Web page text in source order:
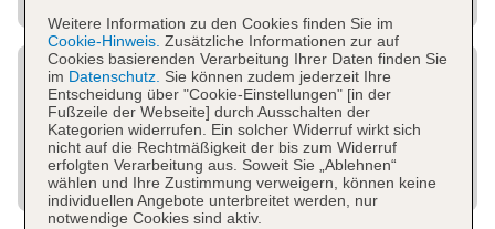
Weitere Information zu den Cookies finden Sie im
Cookie-Hinweis. Zusätzliche Informationen zur auf
Cookies basierenden Verarbeitung Ihrer Daten finden Sie
im Datenschutz. Sie können zudem jederzeit Ihre
Entscheidung über "Cookie-Einstellungen" [in der
Fußzeile der Webseite] durch Ausschalten der
Kategorien widerrufen. Ein solcher Widerruf wirkt sich
nicht auf die Rechtmäßigkeit der bis zum Widerruf
erfolgten Verarbeitung aus. Soweit Sie „Ablehnen“
wählen und Ihre Zustimmung verweigern, können keine
individuellen Angebote unterbreitet werden, nur
notwendige Cookies sind aktiv.